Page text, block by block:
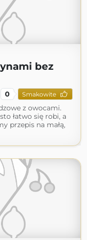
bez
0 Smakowite
z owocami.
łatwo się robi, a
przepis na małą,